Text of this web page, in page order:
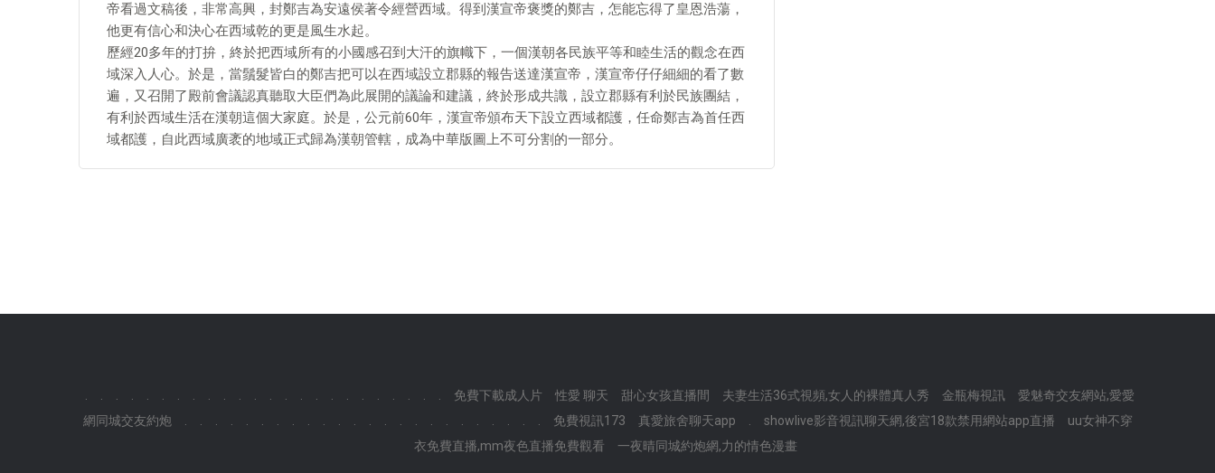
帝看過文稿後，非常高興，封鄭吉為安遠侯著令經營西域。得到漢宣帝褒獎的鄭吉，怎能忘得了皇恩浩蕩，
他更有信心和決心在西域乾的更是風生水起。
歷經20多年的打拚，終於把西域所有的小國感召到大汗的旗幟下，一個漢朝各民族平等和睦生活的觀念在西
域深入人心。於是，當鬚髮皆白的鄭吉把可以在西域設立郡縣的報告送達漢宣帝，漢宣帝仔仔細細的看了數
遍，又召開了殿前會議認真聽取大臣們為此展開的議論和建議，終於形成共識，設立郡縣有利於民族團結，
有利於西域生活在漢朝這個大家庭。於是，公元前60年，漢宣帝頒布天下設立西域都護，任命鄭吉為首任西
域都護，自此西域廣袤的地域正式歸為漢朝管轄，成為中華版圖上不可分割的一部分。
免費下載成人片 性愛 聊天 甜心女孩直播間 夫妻生活36式視頻,女人的裸體真人秀 金瓶梅視訊
愛魅奇交友網站,愛愛
網同城交友約炮
免費視訊173 真愛旅舍聊天app showlive影音視訊聊天網,後宮18款禁用網站app直播
uu女神不穿
衣免費直播,mm夜色直播免費觀看
一夜晴同城約炮網,力的情色漫畫